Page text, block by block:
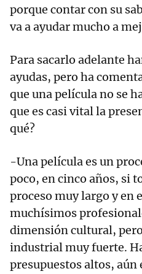
porque contar con su
va a ayudar mucho a
Para sacarlo adelante
ayudas, pero ha
que una película no se
que es casi vital la
qué?
-Una película es un
poco, en cinco años, si
proceso muy largo y en
muchísimos
dimensión cultural,
industrial muy fuerte.
presupuestos altos, aún